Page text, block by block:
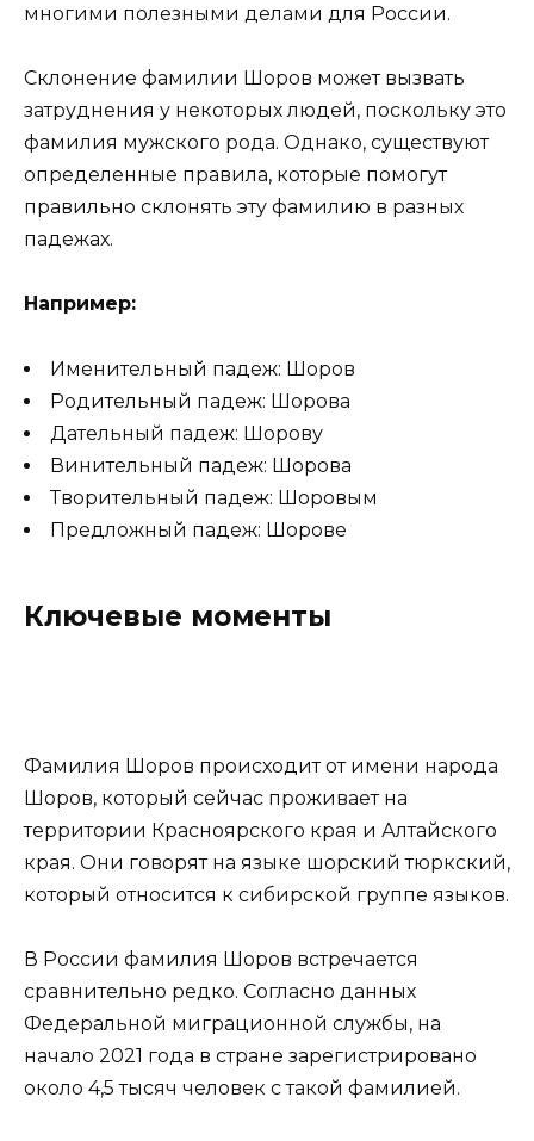
многими полезными делами для России.
Склонение фамилии Шоров может вызвать
затруднения у некоторых людей, поскольку это
фамилия мужского рода. Однако, существуют
определенные правила, которые помогут
правильно склонять эту фамилию в разных
падежах.
Например:
Именительный падеж: Шоров
Родительный падеж: Шорова
Дательный падеж: Шорову
Винительный падеж: Шорова
Творительный падеж: Шоровым
Предложный падеж: Шорове
Ключевые моменты
Фамилия Шоров происходит от имени народа
Шоров, который сейчас проживает на
территории Красноярского края и Алтайского
края. Они говорят на языке шорский тюркский,
который относится к сибирской группе языков.
В России фамилия Шоров встречается
сравнительно редко. Согласно данных
Федеральной миграционной службы, на
начало 2021 года в стране зарегистрировано
около 4,5 тысяч человек с такой фамилией.